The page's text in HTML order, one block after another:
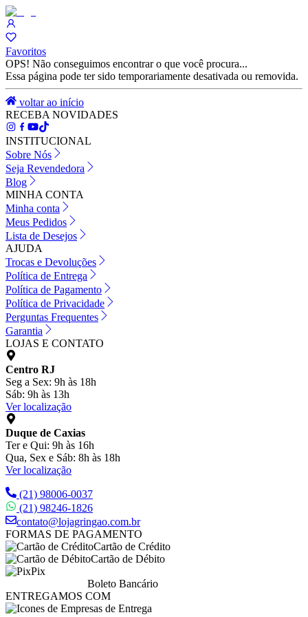
Favoritos
OPS! Não conseguimos encontrar o que você procura...
Essa página pode ter sido temporariamente desativada ou removida.
voltar ao início
RECEBA NOVIDADES
INSTITUCIONAL
Sobre Nós
Seja Revendedora
Blog
MINHA CONTA
Minha conta
Meus Pedidos
Lista de Desejos
AJUDA
Trocas e Devoluções
Política de Entrega
Política de Pagamento
Política de Privacidade
Perguntas Frequentes
Garantia
LOJAS E CONTATO
Centro RJ
Seg a Sex: 9h às 18h
Sáb: 9h às 13h
Ver localização
Duque de Caxias
Ter e Qui: 9h às 16h
Qua, Sex e Sáb: 8h às 18h
Ver localização
(21) 98006-0037
(21) 98246-1826
contato@lojagringao.com.br
FORMAS DE PAGAMENTO
Cartão de Crédito
Cartão de Débito
Pix
Boleto Bancário
ENTREGAMOS COM